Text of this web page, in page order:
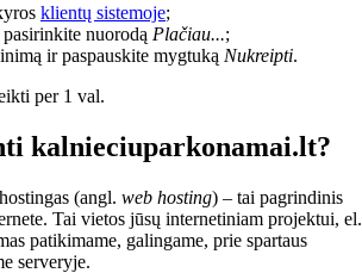
klientų sistemoje;
nuorodą Plačiau...;
ir paspauskite mygtuką Nukreipti.
per 1 val.
kalnieciuparkonamai.lt?
(angl. web hosting) – tai pagrindinis
Tai vietos jūsų internetiniam projektui, el.
patikimame, galingame, prie spartaus
serveryje.